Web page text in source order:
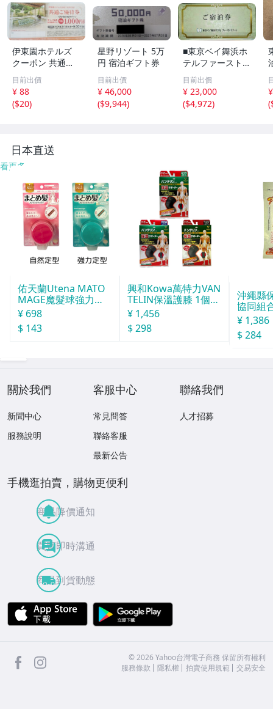
伊東園ホテルズ
クーポン 共通ご
優待券 １０００
円引き 全館可能♪
目前出價
¥ 88
($20)
星野リゾート 5万
円 宿泊ギフト券
目前出價
¥ 46,000
($9,944)
■東京ベイ舞浜ホ
テルファーストリ
ゾート1泊朝食付
1室（2名様）無
料券■
目前出價
¥ 23,000
($4,972)
(
日本直送
看更多
佑天蘭Utena MATO
MAGE魔髮球強力定
型
¥ 698
$ 143
興和Kowa萬特力VAN
TELIN保溫護膝 1個入
L
¥ 1,456
$ 298
沖繩縣
協同組
球酒豪
6包入
¥ 1,386
$ 284
關於我們
新聞中心
服務說明
客服中心
常見問答
聯絡客服
最新公告
聯絡我們
人才招募
手機逛拍賣，購物更便利
商品降價通知
買賣即時溝通
商品到貨動態
APP Store
facebook ©2026 Yahoo台灣電子商務 保留所有權利
服務條款
隱私權 拍賣使用規範 交易安全